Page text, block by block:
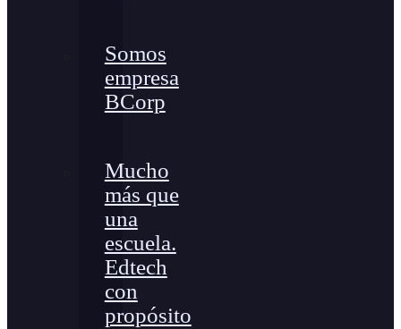
Somos
empresa
BCorp
Mucho
más que
una
escuela.
Edtech
con
propósito